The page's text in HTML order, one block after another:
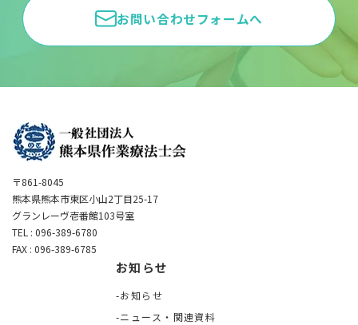
お問い合わせフォームへ
〒861-8045
熊本県熊本市東区小山2丁目25-17
グランレーヴ壱番館103号室
TEL : 096-389-6780
FAX : 096-389-6785
お知らせ
お知らせ
ニュース・関連資料